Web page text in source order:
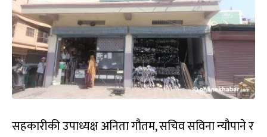
सहकारीकी उपाध्यक्ष अनिता गौतम, सचिव सविना न्यौपाने र